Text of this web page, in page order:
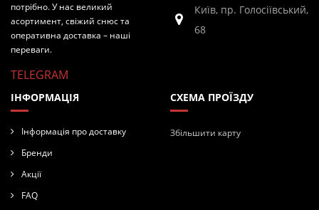
потрібно. У нас великий
асортимент, свіжий снюс та
оперативна доставка – наші
переваги.
TELEGRAM
Київ, пр. Голосіївський,
68
ІНФОРМАЦІЯ
Інформація про доставку
Бренди
Акції
FAQ
СХЕМА ПРОЇЗДУ
Збільшити карту